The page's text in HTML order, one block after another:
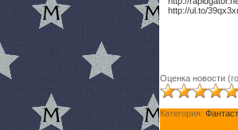
http://ul.to/
Оценка новости
Категория: